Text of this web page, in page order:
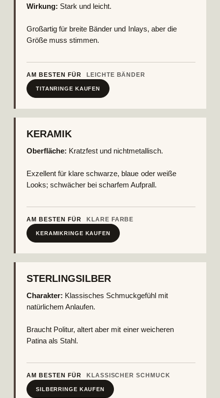
Wirkung: Stark und leicht.
Großartig für breite Bänder und Inlays, aber die
Größe muss stimmen.
AM BESTEN FÜR LEICHTE BÄNDER
TITANRINGE KAUFEN
KERAMIK
Oberfläche: Kratzfest und nichtmetallisch.
Exzellent für klare schwarze, blaue oder weiße
Looks; schwächer bei scharfem Aufprall.
AM BESTEN FÜR KLARE FARBE
KERAMIKRINGE KAUFEN
STERLINGSILBER
Charakter: Klassisches Schmuckgefühl mit
natürlichem Anlaufen.
Braucht Politur, altert aber mit einer weicheren
Patina als Stahl.
AM BESTEN FÜR KLASSISCHER SCHMUCK
SILBERRINGE KAUFEN